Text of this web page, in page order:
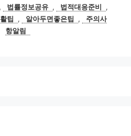
, 법률정보공유 , 법적대응준비
,
팁 , 알아두면좋은팁 ,
주의사
항알림